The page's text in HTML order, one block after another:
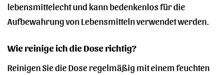
lebensmittelecht und kann bedenkenlos für die
Aufbewahrung von Lebensmitteln verwendet werden.
Wie reinige ich die Dose richtig?
Reinigen Sie die Dose regelmäßig mit einem feuchten